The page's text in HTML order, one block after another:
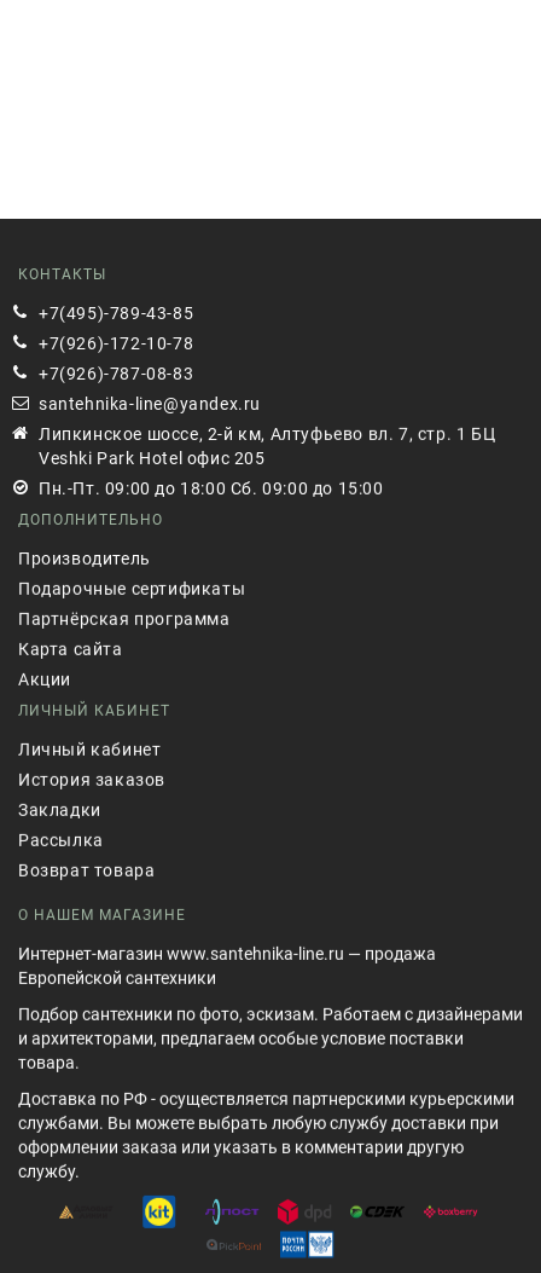
КОНТАКТЫ
+7(495)-789-43-85
+7(926)-172-10-78
+7(926)-787-08-83
santehnika-line@yandex.ru
Липкинское шоссе, 2-й км, Алтуфьево вл. 7, стр. 1 БЦ
Veshki Park Hotel офис 205
Пн.-Пт. 09:00 до 18:00 Сб. 09:00 до 15:00
ДОПОЛНИТЕЛЬНО
Производитель
Подарочные сертификаты
Партнёрская программа
Карта сайта
Акции
ЛИЧНЫЙ КАБИНЕТ
Личный кабинет
История заказов
Закладки
Рассылка
Возврат товара
О НАШЕМ МАГАЗИНЕ
Интернет-магазин www.santehnika-line.ru — продажа
Европейской сантехники
Подбор сантехники по фото, эскизам. Работаем с дизайнерами
и архитекторами, предлагаем особые условие поставки
товара.
Доставка по РФ - осуществляется партнерскими курьерскими
службами. Вы можете выбрать любую службу доставки при
оформлении заказа или указать в комментарии другую
службу.